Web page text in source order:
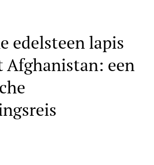
edelsteen lapis
een